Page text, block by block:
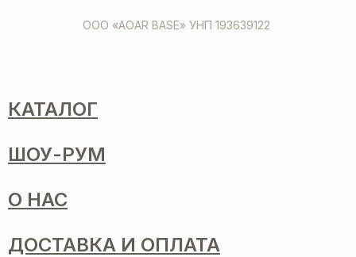
ООО «AOAR BASE» УНП 193639122
КАТАЛОГ
ШОУ-РУМ
О НАС
ДОСТАВКА И ОПЛАТА